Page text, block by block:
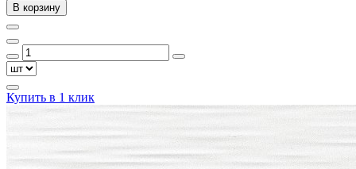
В корзину
Купить в 1 клик